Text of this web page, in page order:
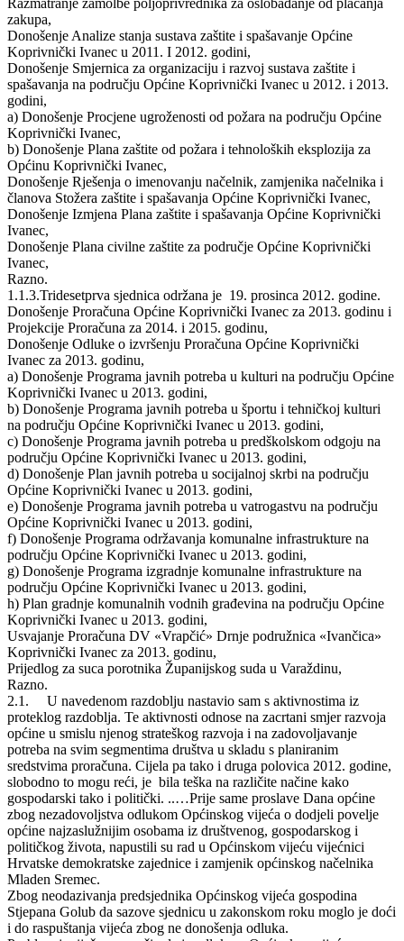
Razmatranje zamolbe poljoprivrednika za oslobađanje od plaćanja
zakupa,
Donošenje Analize stanja sustava zaštite i spašavanje Općine
Koprivnički Ivanec u 2011. I 2012. godini,
Donošenje Smjernica za organizaciju i razvoj sustava zaštite i
spašavanja na području Općine Koprivnički Ivanec u 2012. i 2013.
godini,
a) Donošenje Procjene ugroženosti od požara na području Općine
Koprivnički Ivanec,
b) Donošenje Plana zaštite od požara i tehnoloških eksplozija za
Općinu Koprivnički Ivanec,
Donošenje Rješenja o imenovanju načelnik, zamjenika načelnika i
članova Stožera zaštite i spašavanja Općine Koprivnički Ivanec,
Donošenje Izmjena Plana zaštite i spašavanja Općine Koprivnički
Ivanec,
Donošenje Plana civilne zaštite za područje Općine Koprivnički
Ivanec,
Razno.
1.1.3.Tridesetprva sjednica održana je 19. prosinca 2012. godine.
Donošenje Proračuna Općine Koprivnički Ivanec za 2013. godinu i
Projekcije Proračuna za 2014. i 2015. godinu,
Donošenje Odluke o izvršenju Proračuna Općine Koprivnički
Ivanec za 2013. godinu,
a) Donošenje Programa javnih potreba u kulturi na području Općine
Koprivnički Ivanec u 2013. godini,
b) Donošenje Programa javnih potreba u športu i tehničkoj kulturi
na području Općine Koprivnički Ivanec u 2013. godini,
c) Donošenje Programa javnih potreba u predškolskom odgoju na
području Općine Koprivnički Ivanec u 2013. godini,
d) Donošenje Plan javnih potreba u socijalnoj skrbi na području
Općine Koprivnički Ivanec u 2013. godini,
e) Donošenje Programa javnih potreba u vatrogastvu na području
Općine Koprivnički Ivanec u 2013. godini,
f) Donošenje Programa održavanja komunalne infrastrukture na
području Općine Koprivnički Ivanec u 2013. godini,
g) Donošenje Programa izgradnje komunalne infrastrukture na
području Općine Koprivnički Ivanec u 2013. godini,
h) Plan gradnje komunalnih vodnih građevina na području Općine
Koprivnički Ivanec u 2013. godini,
Usvajanje Proračuna DV «Vrapčić» Drnje podružnica «Ivančica»
Koprivnički Ivanec za 2013. godinu,
Prijedlog za suca porotnika Županijskog suda u Varaždinu,
Razno.
2.1. U navedenom razdoblju nastavio sam s aktivnostima iz
proteklog razdoblja. Te aktivnosti odnose na zacrtani smjer razvoja
općine u smislu njenog strateškog razvoja i na zadovoljavanje
potreba na svim segmentima društva u skladu s planiranim
sredstvima proračuna. Cijela pa tako i druga polovica 2012. godine,
slobodno to mogu reći, je bila teška na različite načine kako
gospodarski tako i politički. ..…Prije same proslave Dana općine
zbog nezadovoljstva odlukom Općinskog vijeća o dodjeli povelje
općine najzaslužnijim osobama iz društvenog, gospodarskog i
političkog života, napustili su rad u Općinskom vijeću vijećnici
Hrvatske demokratske zajednice i zamjenik općinskog načelnika
Mladen Sremec.
Zbog neodazivanja predsjednika Općinskog vijeća gospodina
Stjepana Golub da sazove sjednicu u zakonskom roku moglo je doći
i do raspuštanja vijeća zbog ne donošenja odluka.